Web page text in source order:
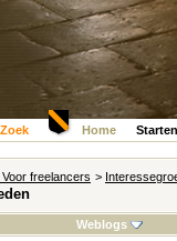
Zoek Home Starten
freelancers >
Weblogs